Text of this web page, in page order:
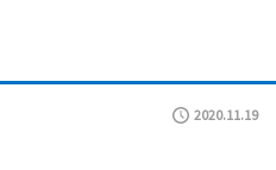
2020.11.19